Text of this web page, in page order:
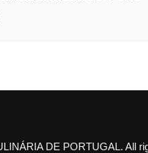
DE PORTUGAL. All